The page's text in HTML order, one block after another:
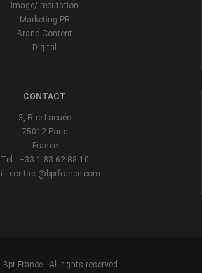
Image/ reputation
Marketing PR
Brand Content
Digital
CONTACT
3, Rue Lacuée
75012 Paris
France
Tel : +33 1 83 62 88 10
contact@bprfrance.com
France - All rights reserved